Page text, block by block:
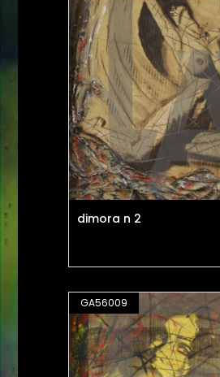
dimora n 2
GA56009